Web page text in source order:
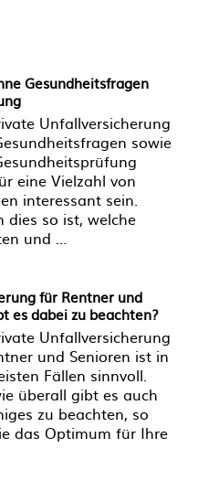
Gesundheitsfragen
Unfallversicherung
sowie
eine Vielzahl von
interessant sein.
dies so ist, welche
und …
für Rentner und
es dabei zu beachten?
Unfallversicherung
und Senioren ist in
Fällen sinnvoll.
überall gibt es auch
zu beachten, so
das Optimum für Ihre